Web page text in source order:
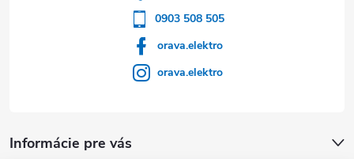
0903 508 505
orava.elektro
orava.elektro
Informácie pre vás